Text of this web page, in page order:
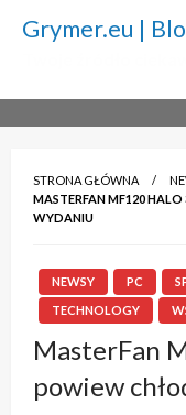
Grymer.eu |
STRONA GŁÓWNA
MASTERFAN MF120
WYDANIU
NEWSY PC
TECHNOLOGY
MasterFan
powiew